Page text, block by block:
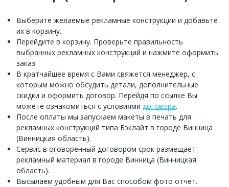
Выберите желаемые рекламные конструкции и добавьте
их в корзину.
Перейдите в корзину. Проверьте правильность
выбранных рекламных конструкций и нажмите оформить
заказ.
В кратчайшее время с Вами свяжется менеджер, с
которым можно обсудить детали, дополнительные
скидки и оформить договор. Перейдя по ссылке Вы
можете ознакомиться с условиями договора.
После оплаты мы запускаем макеты в печать для
рекламных конструкций типа Бэклайт в городе Винница
(Винницкая область).
Сервис в оговоренный договором срок размещает
рекламный материал в городе Винница (Винницкая
область).
Высылаем удобным для Вас способом фото отчет.